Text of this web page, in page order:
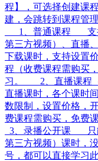
程】，可选择创建课
建，会跳转到课程管
1、普通课程 支持
第三方视频）、直播
下载课时，支持设
程（收费课程需购买
习。 2、直播课程
直播课时，各个课时
数限制，设置价格
费课程需购买，免费
3、录播公开课 只
第三方视频）课时，
号，都可以直接学习